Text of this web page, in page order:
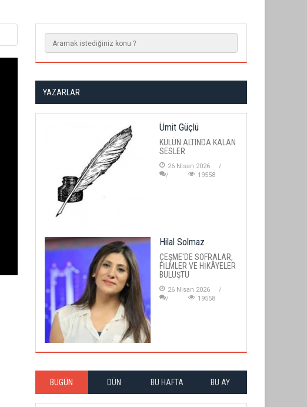
YAZARLAR
Ümit Güçlü
KÜLÜN ALTINDA KALAN
SESLER
26 Nisan 2026
19558
Hilal Solmaz
ÇEŞME'DE SOFRALAR,
FİLMLER VE HİKÂYELER
BULUŞTU
26 Nisan 2026
19558
BUGÜN DÜN BU HAFTA BU AY